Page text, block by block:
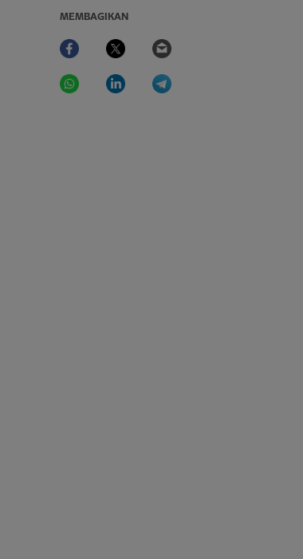
MEMBAGIKAN
Facebook Twitter
WhatsAppLinkedIn